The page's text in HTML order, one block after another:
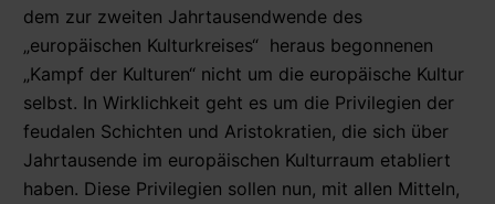
dem zur zweiten Jahrtausendwende des
„europäischen Kulturkreises“ heraus begonnenen
„Kampf der Kulturen“ nicht um die europäische Kultur
selbst. In Wirklichkeit geht es um die Privilegien der
feudalen Schichten und Aristokratien, die sich über
Jahrtausende im europäischen Kulturraum etabliert
haben. Diese Privilegien sollen nun, mit allen Mitteln,